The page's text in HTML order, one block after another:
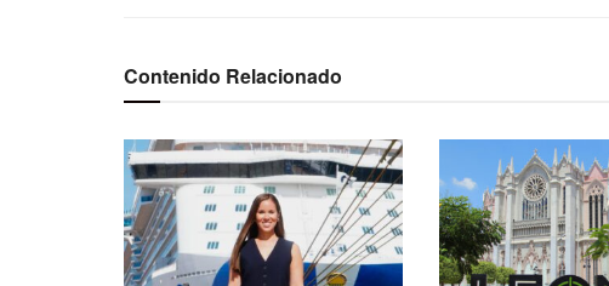
Contenido Relacionado